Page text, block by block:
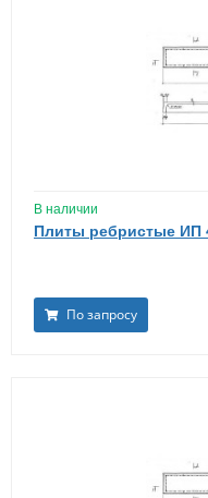
В наличии
Плиты ребристые ИП
По запросу